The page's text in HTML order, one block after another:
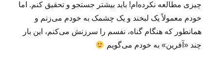
چیزی مطالعه نکرده‌ام! باید بیشتر جستجو و تحقیق کنم. اما
خودم معمولاً یک لبخند و یک چشمک به خودم می‌زنم و
همانطور که هنگام گناه، نفسم را سرزنش می‌کنم، این بار
چند «آفرین» به خودم می‌گویم